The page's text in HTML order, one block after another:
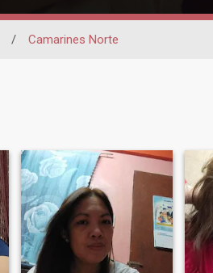
/ Camarines Norte